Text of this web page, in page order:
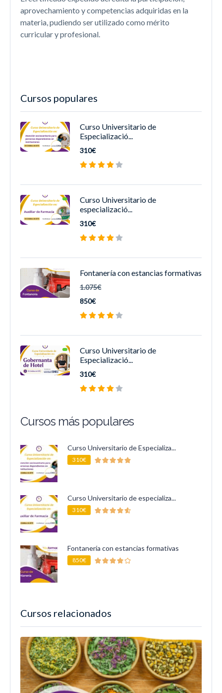
aprovechamiento y competencias adquiridas en la
materia, pudiendo ser utilizado como mérito
curricular y profesional.
Cursos relacionados
Cursos populares
Curso Universitario de
Especializació...
310€
Curso Universitario de
especializació...
310€
Fontanería con estancias formativas
1.075€
850€
Curso Universitario de
Especializació...
310€
Cursos más populares
Curso Universitario de Especializa...
310€
Curso Universitario de especializa...
310€
Fontanería con estancias formativas
850€